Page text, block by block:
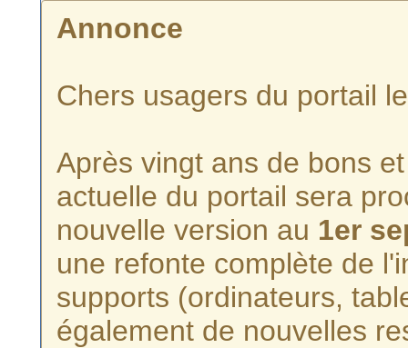
Annonce
Chers usagers du portail
Après vingt ans de bons
actuelle du portail sera
nouvelle version au 1er
une refonte complète de
supports (ordinateurs,
également de nouvelles